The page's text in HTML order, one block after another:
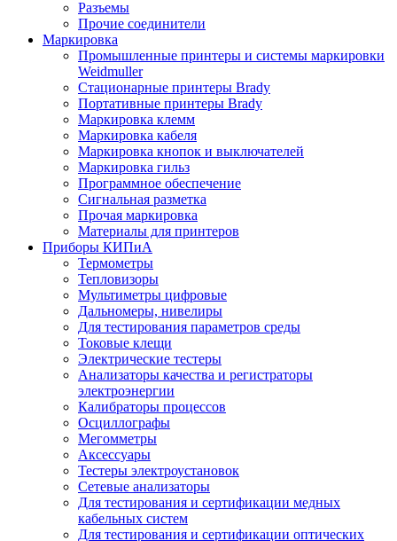
Разъемы
Прочие соединители
Маркировка
Промышленные принтеры и системы маркировки
Weidmuller
Стационарные принтеры Brady
Портативные принтеры Brady
Маркировка клемм
Маркировка кабеля
Маркировка кнопок и выключателей
Маркировка гильз
Программное обеспечение
Сигнальная разметка
Прочая маркировка
Материалы для принтеров
Приборы КИПиА
Термометры
Тепловизоры
Мультиметры цифровые
Дальномеры, нивелиры
Для тестирования параметров среды
Токовые клещи
Электрические тестеры
Анализаторы качества и регистраторы
электроэнергии
Калибраторы процессов
Осциллографы
Мегомметры
Аксессуары
Тестеры электроустановок
Сетевые анализаторы
Для тестирования и сертификации медных
кабельных систем
Для тестирования и сертификации оптических